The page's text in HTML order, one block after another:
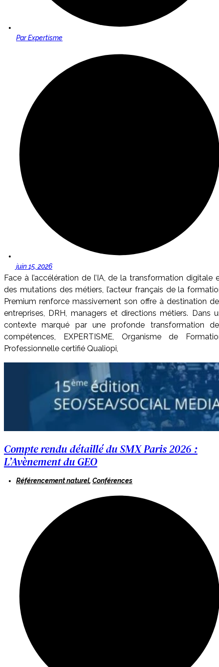
ParExpertisme
juin 15, 2026
Face à l’accélération de l’IA, de la transformation digitale
des mutations des métiers, l’acteur français de la
Premium renforce massivement son offre à destination
entreprises, DRH, managers et directions métiers. Dans
contexte marqué par une profonde transformation
compétences, EXPERTISME, Organisme de
Professionnelle certifié Qualiopi,
Compte rendu détaillé du SMX Paris 2026 :
L’Avènement du GEO
Référencement naturel, Conférences